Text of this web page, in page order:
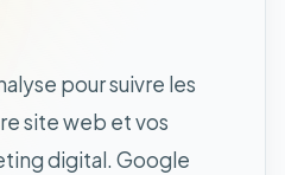
pour suivre les
site web et vos
digital. Google